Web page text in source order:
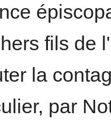
fils de
la
par